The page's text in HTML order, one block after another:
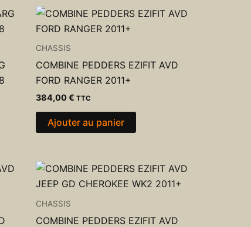
CHASSIS
COMBINE PEDDERS EZIFIT AVD
FORD RANGER 2011+
384,00€ TTC
Ajouter au panier
CHASSIS
COMBINE PEDDERS EZIFIT AVD